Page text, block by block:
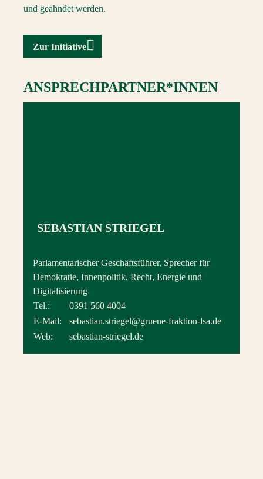
und geahndet werden.
Zur Initiative
ANSPRECHPARTNER*INNEN
SEBASTIAN STRIEGEL
Parlamentarischer Geschäftsführer, Sprecher für
Demokratie, Innenpolitik, Recht, Energie und
Digitalisierung
Tel.:
0391 560 4004
E-Mail:
sebastian.striegel@gruene-fraktion-lsa.de
Web:
sebastian-striegel.de